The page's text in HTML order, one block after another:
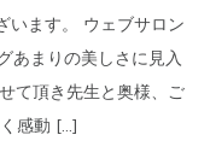
います。 ウェブサロン
あまりの美しさに見入
て頂き先生と奥様、ご
感動 […]